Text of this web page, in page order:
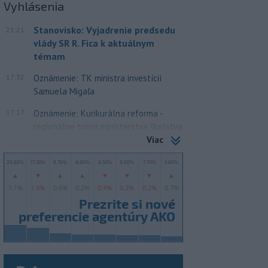
Vyhlásenia
21:21
Stanovisko: Vyjadrenie predsedu
vlády SR R. Fica k aktuálnym
témam
17:32
Oznámenie: TK ministra investícií
Samuela Migaľa
Oznámenie: Kurikurálna reforma -
regionálne turné ministerstva školstva
Viac